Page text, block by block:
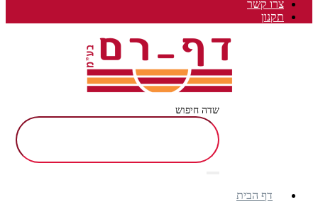
צרו קשר
תקנון
שדה חיפוש
דף הבית